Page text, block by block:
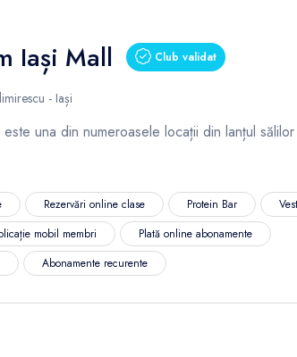
Iași Mall Club validat
- Iași
este una din numeroasele locații din lanțul
Rezervări online clase Protein Bar
mobil membri
Plată online abonamente
Abonamente recurente